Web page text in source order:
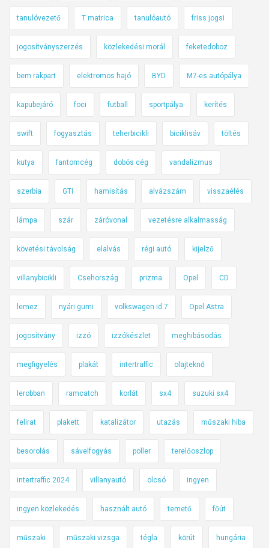
tanulóvezető T matrica tanulóautó friss jogsi
jogosítványszerzés közlekedési morál feketedoboz
bem rakpart elektromos hajó BYD M7-es autópálya
kapubejáró foci futball sportpálya kerítés
swift fogyasztás teherbicikli biciklisáv töltés
kutya fantomcég dobós cég vandalizmus
szerbia GTI hamisítás alvázszám visszaélés
lámpa szár záróvonal vezetésre alkalmasság
követési távolság elalvás régi autó kijelző
villanybicikli Csehország prizma Opel CD
lemez nyári gumi volkswagen id.7 Opel Astra
jogosítvány izzó izzókészlet meghibásodás
megfigyelés plakát intertraffic olajteknő
lerobban ramcatch korlát sx4 suzuki sx4
felirat plakett katalizátor utazás műszaki hiba
besorolás sávelfogyás poller terelőoszlop
intertraffic 2024 villanyautó olcsó ingyen
ingyen közlekedés használt autó temető főút
műszaki műszaki vizsga tégla körút hungária